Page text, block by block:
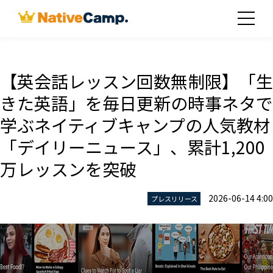
【英会話レッスン回数無制限】「生
きた英語」を毎日更新の時事ネタで
学ぶネイティブキャンプの人気教材
「デイリーニュース」、累計1,200
万レッスンを突破
プレスリリース 2026-06-14 4:00